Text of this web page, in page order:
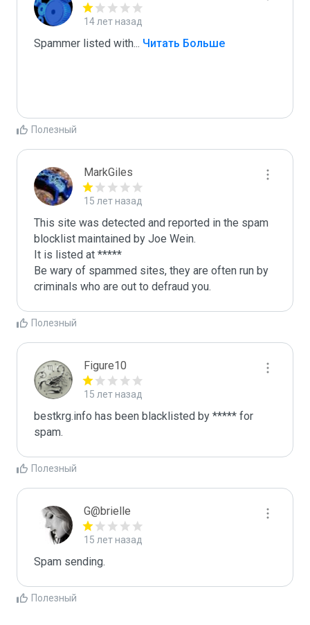
14 лет назад
Spammer listed with... Читать Больше
Полезный
MarkGiles
15 лет назад
This site was detected and reported in the spam
blocklist maintained by Joe Wein.
It is listed at *****
Be wary of spammed sites, they are often run by
criminals who are out to defraud you.
Полезный
Figure10
15 лет назад
bestkrg.info has been blacklisted by ***** for
spam.
Полезный
G@brielle
15 лет назад
Spam sending.
Полезный